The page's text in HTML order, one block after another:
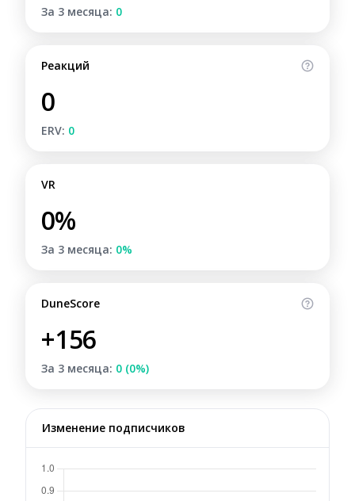
За 3 месяца: 0
Реакций
0
ERV: 0
VR
0%
За 3 месяца: 0%
DuneScore
+156
За 3 месяца: 0 (0%)
Изменение подписчиков